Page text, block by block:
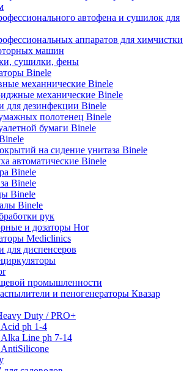
автофена и сушилок для
аппаратов для химчистки
машин
сушилки, фены
Binele
механнические Binele
механические Binele
для дезинфекции Binele
полотенец Binele
бумаги Binele
на сидение унитаза Binele
автоматические Binele
Binele
Binele
Binele
Binele
рук
и дозаторы Hor
Mediclinics
диспенсеров
промышленности
и пеногенераторы Квазар
Duty / PRO+
ph 1-4
Line ph 7-14